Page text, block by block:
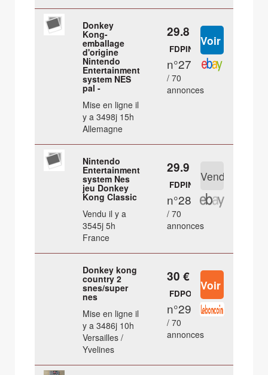
Donkey
Kong-
emballage
d'origine
Nintendo
Entertainment
system NES
pal -
Mise en ligne il
y a 3498j 15h
Allemagne
29.8 €
FDPIN
n°27
/ 70
annonces
Nintendo
Entertainment
system Nes
jeu Donkey
Kong Classic
Vendu il y a
3545j 5h
France
29.9 €
FDPIN
n°28
/ 70
annonces
Donkey kong
country 2
snes/super
nes
Mise en ligne il
y a 3486j 10h
Versailles /
Yvelines
30 €
FDPOUT
n°29
/ 70
annonces